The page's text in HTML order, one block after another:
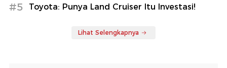
#5 Toyota: Punya Land Cruiser Itu Investasi!
Lihat Selengkapnya